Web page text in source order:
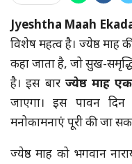
Jyeshtha Maah
विशेष महत्व है। ज्येष्ठ माह
कहा जाता है, जो सुख-
है। इस बार ज्येष्ठ माह
जाएगा। इस पावन
मनोकामनाएं पूरी की जा
ज्येष्ठ माह को भगवान